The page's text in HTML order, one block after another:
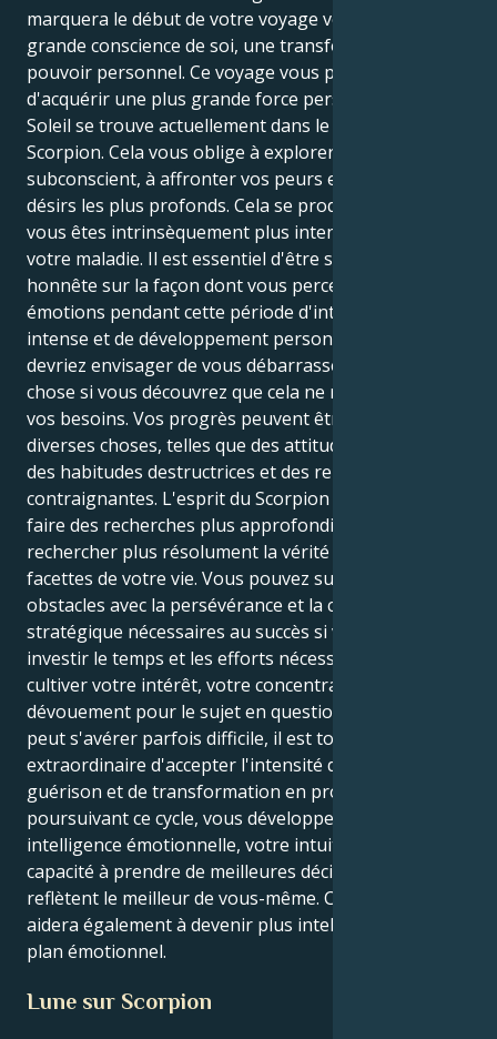
marquera le début de votre voyage vers une plus
grande conscience de soi, une transformation et un
pouvoir personnel. Ce voyage vous permettra
d'acquérir une plus grande force personnelle, car le
Soleil se trouve actuellement dans le signe du
Scorpion. Cela vous oblige à explorer votre
subconscient, à affronter vos peurs et à céder à vos
désirs les plus profonds. Cela se produit parce que
vous êtes intrinsèquement plus intense en raison de
votre maladie. Il est essentiel d'être sincère et
honnête sur la façon dont vous percevez vos
émotions pendant cette période d'introspection
intense et de développement personnel. Vous
devriez envisager de vous débarrasser de quelque
chose si vous découvrez que cela ne répond plus à
vos besoins. Vos progrès peuvent être entravés par
diverses choses, telles que des attitudes toxiques,
des habitudes destructrices et des relations
contraignantes. L'esprit du Scorpion vous incite à
faire des recherches plus approfondies et à
rechercher plus résolument la vérité dans toutes les
facettes de votre vie. Vous pouvez surmonter les
obstacles avec la persévérance et la compréhension
stratégique nécessaires au succès si vous êtes prêt à
investir le temps et les efforts nécessaires pour
cultiver votre intérêt, votre concentration et votre
dévouement pour le sujet en question. Même si cela
peut s'avérer parfois difficile, il est tout simplement
extraordinaire d'accepter l'intensité du processus de
guérison et de transformation en profondeur. En
poursuivant ce cycle, vous développerez votre
intelligence émotionnelle, votre intuition et votre
capacité à prendre de meilleures décisions qui
reflètent le meilleur de vous-même. Cet exercice vous
aidera également à devenir plus intelligent sur le
plan émotionnel.
Lune sur Scorpion